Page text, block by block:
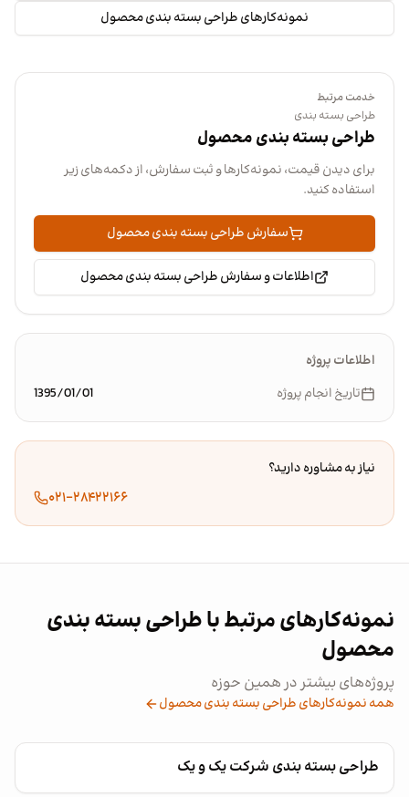
نمونه‌کارهای طراحی بسته بندی محصول
خدمت مرتبط
طراحی بسته بندی
طراحی بسته بندی محصول
برای دیدن قیمت، نمونه‌کارها و ثبت سفارش، از دکمه‌های زیر
استفاده کنید.
سفارش طراحی بسته بندی محصول
اطلاعات و سفارش طراحی بسته بندی محصول
اطلاعات پروژه
تاریخ انجام پروژه
1395/01/01
نیاز به مشاوره دارید؟
۰۲۱-۲۸۴۲۲۱۶۶
نمونه‌کارهای مرتبط با طراحی بسته بندی
محصول
پروژه‌های بیشتر در همین حوزه
همه نمونه‌کارهای طراحی بسته بندی محصول
طراحی بسته بندی شرکت یک و یک